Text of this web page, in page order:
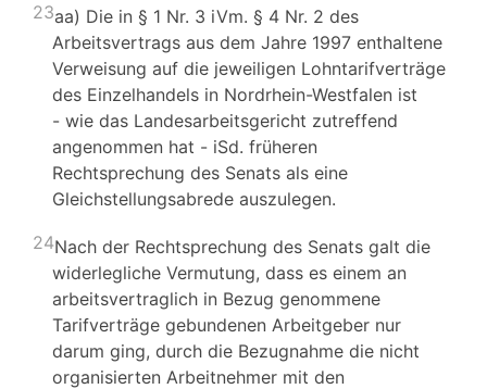
23aa) Die in § 1 Nr. 3 iVm. § 4 Nr. 2 des
Arbeitsvertrags aus dem Jahre 1997 enthaltene
Verweisung auf die jeweiligen Lohntarifverträge
des Einzelhandels in Nordrhein-Westfalen ist
- wie das Landesarbeitsgericht zutreffend
angenommen hat - iSd. früheren
Rechtsprechung des Senats als eine
Gleichstellungsabrede auszulegen.
24Nach der Rechtsprechung des Senats galt die
widerlegliche Vermutung, dass es einem an
arbeitsvertraglich in Bezug genommene
Tarifverträge gebundenen Arbeitgeber nur
darum ging, durch die Bezugnahme die nicht
organisierten Arbeitnehmer mit den